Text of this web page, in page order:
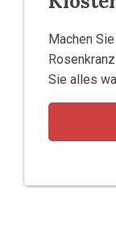
Machen
Sie alles